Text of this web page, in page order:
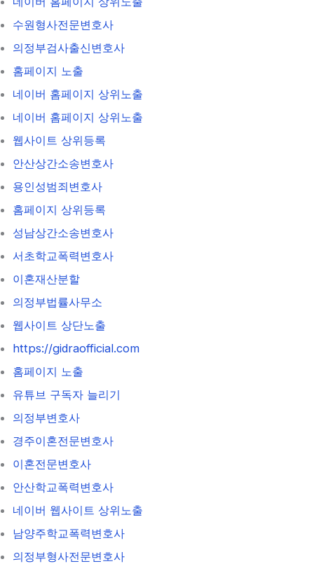
수원형사전문변호사
의정부검사출신변호사
홈페이지 노출
네이버 홈페이지 상위노출
네이버 홈페이지 상위노출
웹사이트 상위등록
안산상간소송변호사
용인성범죄변호사
홈페이지 상위등록
성남상간소송변호사
서초학교폭력변호사
이혼재산분할
의정부법률사무소
웹사이트 상단노출
https://gidraofficial.com
홈페이지 노출
유튜브 구독자 늘리기
의정부변호사
경주이혼전문변호사
이혼전문변호사
안산학교폭력변호사
네이버 웹사이트 상위노출
남양주학교폭력변호사
의정부형사전문변호사